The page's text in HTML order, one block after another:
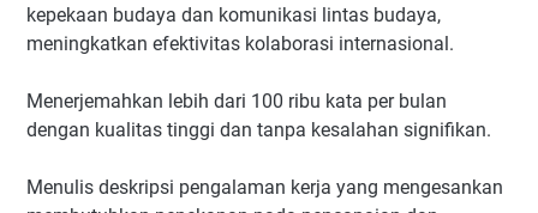
kepekaan budaya dan komunikasi lintas budaya,
meningkatkan efektivitas kolaborasi internasional.
Menerjemahkan lebih dari 100 ribu kata per bulan
dengan kualitas tinggi dan tanpa kesalahan signifikan.
Menulis deskripsi pengalaman kerja yang mengesankan